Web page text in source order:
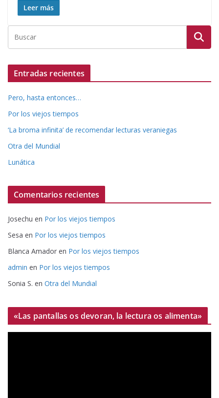
Leer más
Entradas recientes
Pero, hasta entonces…
Por los viejos tiempos
‘La broma infinita’ de recomendar lecturas veraniegas
Otra del Mundial
Lunática
Comentarios recientes
Josechu en Por los viejos tiempos
Sesa en Por los viejos tiempos
Blanca Amador en Por los viejos tiempos
admin en Por los viejos tiempos
Sonia S. en Otra del Mundial
«Las pantallas os devoran, la lectura os alimenta»